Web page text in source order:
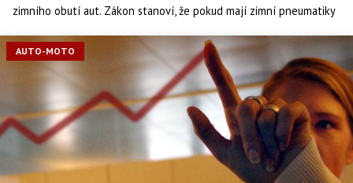
zimního obutí aut. Zákon stanoví, že pokud mají zimní pneumatiky
výrobců byste měli měnit pneumatiky po čtyřech až šesti letech
užívání. Spolehlivým rádcem při výběru kvalitních gum je časopis
dTest, který ve spolupráci s německým autoklubem ADAC přinesl
výsledky nového testu zimních pneumatik o průměru ráfku 14 a 16
palců. Závěr je jednoznačný – šetřit se nevyplácí.
AUTO-MOTO